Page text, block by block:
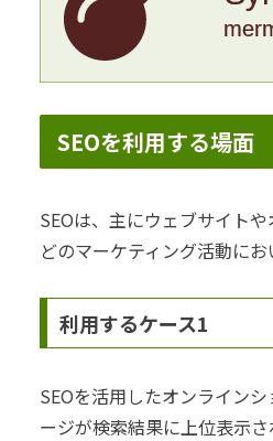
SEOを利用する場面
SEOは、主にウェブサイト
どのマーケティング活動にお
利用するケース1
SEOを活用したオンライン
ージが検索結果に上位表示